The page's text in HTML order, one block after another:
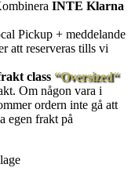
INTE Klarna
Pickup + meddelande
att reserveras tills vi
class “Oversized“
Om någon vara i
ordern inte gå att
egen frakt på